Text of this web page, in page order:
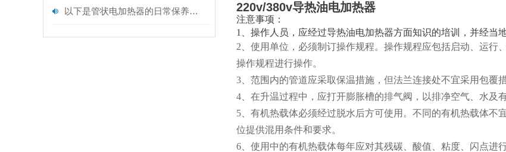
以下是管状电加热器的日常保养建议 220v/380v导热油电加热器
注意事项：
1、操作人员，应经过导热油电加热器方面知识的培训，并经当
2、使用单位，必须制订操作规程。操作规程应包括启动、运
操作规程进行操作。
3、范围内的管道应采取保温措施，但法兰连接处不宜采用包覆措
4、在升温过程中，应打开膨胀槽的排气阀，以排净空气、水及
5、有机热载体必须经过脱水后方可使用。不同的有机热载体
位提供混用条件和要求。
6、使用中的有机热载体每年应对其残碳、酸值、粘度、闪点进